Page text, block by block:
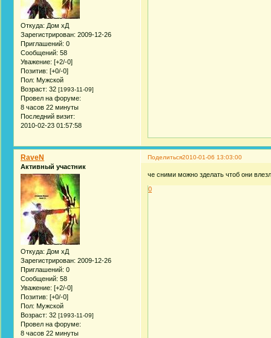
Откуда: Дом хД
Зарегистрирован: 2009-12-26
Приглашений: 0
Сообщений: 58
Уважение: [+2/-0]
Позитив: [+0/-0]
Пол: Мужской
Возраст: 32 [1993-11-09]
Провел на форуме:
8 часов 22 минуты
Последний визит:
2010-02-23 01:57:58
Поделиться2010-01-06 13:03:00
RaveN
Активный участник
Откуда: Дом хД
Зарегистрирован: 2009-12-26
Приглашений: 0
Сообщений: 58
Уважение: [+2/-0]
Позитив: [+0/-0]
Пол: Мужской
Возраст: 32 [1993-11-09]
Провел на форуме:
8 часов 22 минуты
че сними можно зделать чтоб они
0